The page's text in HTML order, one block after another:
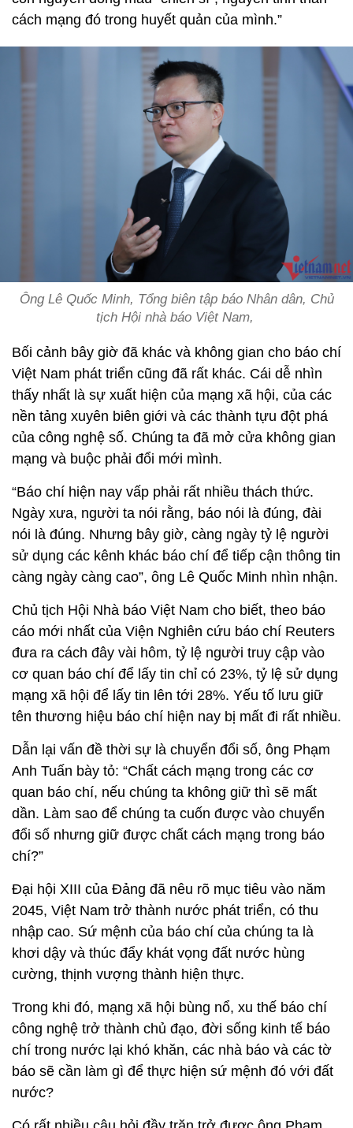
cách mạng đó trong huyết quản của mình.”
Ông Lê Quốc Minh, Tổng biên tập báo Nhân dân, Chủ
tịch Hội nhà báo Việt Nam,
Bối cảnh bây giờ đã khác và không gian cho báo chí
Việt Nam phát triển cũng đã rất khác. Cái dễ nhìn
thấy nhất là sự xuất hiện của mạng xã hội, của các
nền tảng xuyên biên giới và các thành tựu đột phá
của công nghệ số. Chúng ta đã mở cửa không gian
mạng và buộc phải đổi mới mình.
“Báo chí hiện nay vấp phải rất nhiều thách thức.
Ngày xưa, người ta nói rằng, báo nói là đúng, đài
nói là đúng. Nhưng bây giờ, càng ngày tỷ lệ người
sử dụng các kênh khác báo chí để tiếp cận thông tin
càng ngày càng cao”, ông Lê Quốc Minh nhìn nhận.
Chủ tịch Hội Nhà báo Việt Nam cho biết, theo báo
cáo mới nhất của Viện Nghiên cứu báo chí Reuters
đưa ra cách đây vài hôm, tỷ lệ người truy cập vào
cơ quan báo chí để lấy tin chỉ có 23%, tỷ lệ sử dụng
mạng xã hội để lấy tin lên tới 28%. Yếu tố lưu giữ
tên thương hiệu báo chí hiện nay bị mất đi rất nhiều.
Dẫn lại vấn đề thời sự là chuyển đổi số, ông Phạm
Anh Tuấn bày tỏ: “Chất cách mạng trong các cơ
quan báo chí, nếu chúng ta không giữ thì sẽ mất
dần. Làm sao để chúng ta cuốn được vào chuyển
đổi số nhưng giữ được chất cách mạng trong báo
chí?”
Đại hội XIII của Đảng đã nêu rõ mục tiêu vào năm
2045, Việt Nam trở thành nước phát triển, có thu
nhập cao. Sứ mệnh của báo chí của chúng ta là
khơi dậy và thúc đẩy khát vọng đất nước hùng
cường, thịnh vượng thành hiện thực.
Trong khi đó, mạng xã hội bùng nổ, xu thế báo chí
công nghệ trở thành chủ đạo, đời sống kinh tế báo
chí trong nước lại khó khăn, các nhà báo và các tờ
báo sẽ cần làm gì để thực hiện sứ mệnh đó với đất
nước?